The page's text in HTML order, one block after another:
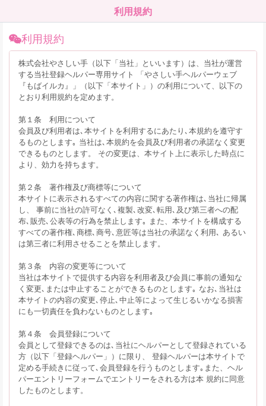
利用規約
利用規約
株式会社やさしい手（以下「当社」といいます）は、当社が運営
する当社登録ヘルパー専用サイト 「やさしい手ヘルパーウェブ
『もばイルカ』」（以下「本サイト」）の利用について、以下の
とおり利用規約を定めます。
第１条 利用について
会員及び利用者は､本サイトを利用するにあたり､本規約を遵守す
るものとします｡ 当社は､本規約を会員及び利用者の承諾なく変更
できるものとします。 その変更は、本サイト上に表示した時点に
より、効力を持ちます。
第２条 著作権及び商標等について
本サイトに表示されるすべての内容に関する著作権は､当社に帰属
し、 事前に当社の許可なく､複製､改変､転用､及び第三者への配
布､販売､公表等の行為を禁止します｡ また、本サイトを構成する
すべての著作権､商標､商号､意匠等は当社の承諾なく利用､ あるい
は第三者に利用させることを禁止します。
第３条 内容の変更等について
当社は本サイトで提供する内容を利用者及び会員に事前の通知な
く変更､または中止することができるものとします｡ なお､当社は
本サイトの内容の変更､停止､中止等によって生じるいかなる損害
にも一切責任を負わないものとします｡
第４条 会員登録について
会員として登録できるのは､当社にヘルパーとして登録されている
方（以下「登録ヘルパー」）に限り、 登録ヘルパーは本サイトで
定める手続きに従って､会員登録を行うものとします｡また、ヘル
パーエントリーフォームでエントリーをされる方は本 規約に同意
したものとします。